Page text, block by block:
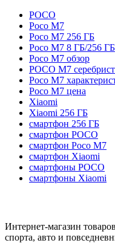
POCO
Poco M7
Poco M7 256 ГБ
Poco M7 8 ГБ/256 ГБ
Poco M7 обзор
POCO M7
Poco M7
Poco M7 цена
Xiaomi
Xiaomi 256 ГБ
смартфон 256 ГБ
смартфон POCO
смартфон Poco M7
смартфон Xiaomi
смартфоны POCO
смартфоны Xiaomi
Интернет-магазин
спорта, авто и